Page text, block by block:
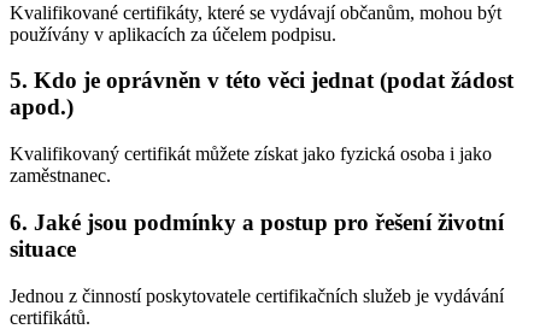
Kvalifikované certifikáty, které se vydávají občanům, mohou být
používány v aplikacích za účelem podpisu.
5. Kdo je oprávněn v této věci jednat (podat žádost
apod.)
Kvalifikovaný certifikát můžete získat jako fyzická osoba i jako
zaměstnanec.
6. Jaké jsou podmínky a postup pro řešení životní
situace
Jednou z činností poskytovatele certifikačních služeb je vydávání
certifikátů.